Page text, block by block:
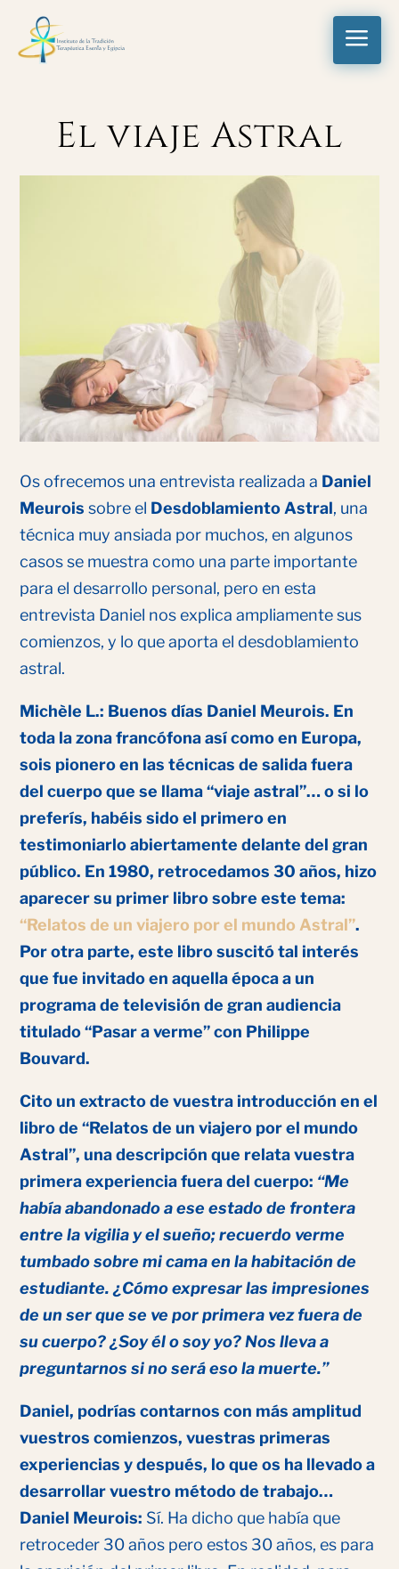
a
El viaje Astral
Os ofrecemos una entrevista realizada a Daniel
Meurois sobre el Desdoblamiento Astral, una
técnica muy ansiada por muchos, en algunos
casos se muestra como una parte importante
para el desarrollo personal, pero en esta
entrevista Daniel nos explica ampliamente sus
comienzos, y lo que aporta el desdoblamiento
astral.
Michèle L.: Buenos días Daniel Meurois. En
toda la zona francófona así como en Europa,
sois pionero en las técnicas de salida fuera
del cuerpo que se llama “viaje astral”… o si lo
preferís, habéis sido el primero en
testimoniarlo abiertamente delante del gran
público. En 1980, retrocedamos 30 años, hizo
aparecer su primer libro sobre este tema:
“Relatos de un viajero por el mundo Astral”.
Por otra parte, este libro suscitó tal interés
que fue invitado en aquella época a un
programa de televisión de gran audiencia
titulado “Pasar a verme” con Philippe
Bouvard.
Cito un extracto de vuestra introducción en el
libro de “Relatos de un viajero por el mundo
Astral”, una descripción que relata vuestra
primera experiencia fuera del cuerpo: “Me
había abandonado a ese estado de frontera
entre la vigilia y el sueño; recuerdo verme
tumbado sobre mi cama en la habitación de
estudiante. ¿Cómo expresar las impresiones
de un ser que se ve por primera vez fuera de
su cuerpo? ¿Soy él o soy yo? Nos lleva a
preguntarnos si no será eso la muerte.”
Daniel, podrías contarnos con más amplitud
vuestros comienzos, vuestras primeras
experiencias y después, lo que os ha llevado a
desarrollar vuestro método de trabajo…
Daniel Meurois: Sí. Ha dicho que había que
retroceder 30 años pero estos 30 años, es para